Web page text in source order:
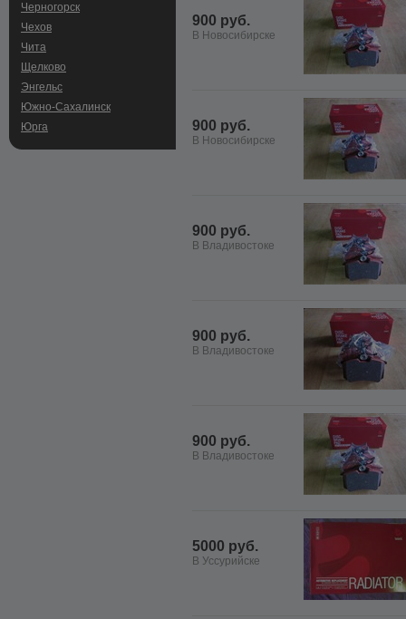
Черногорск
Чехов
Чита
Щелково
Энгельс
Южно-Сахалинск
Юрга
900 руб.
В Новосибирске
900 руб.
В Новосибирске
900 руб.
В Владивостоке
900 руб.
В Владивостоке
900 руб.
В Владивостоке
5000 руб.
В Уссурийске